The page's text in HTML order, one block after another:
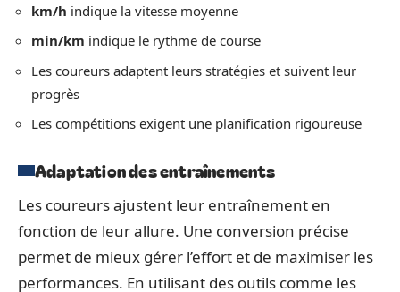
km/h indique la vitesse moyenne
min/km indique le rythme de course
Les coureurs adaptent leurs stratégies et suivent leur
progrès
Les compétitions exigent une planification rigoureuse
Adaptation des entraînements
Les coureurs ajustent leur entraînement en
fonction de leur allure. Une conversion précise
permet de mieux gérer l’effort et de maximiser les
performances. En utilisant des outils comme les